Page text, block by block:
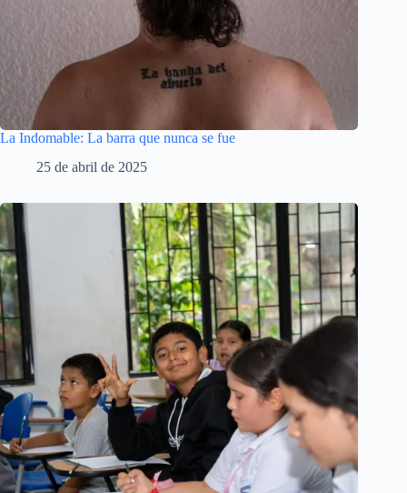
La Indomable: La barra que nunca se fue
25 de abril de 2025